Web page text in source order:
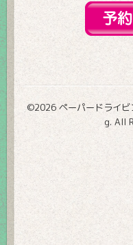
©2026 ペーパードライ
g. All